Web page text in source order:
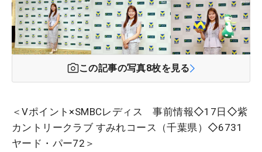
この記事の写真8枚を見る
＜Vポイント×SMBCレディス 事前情報◇17日◇紫
カントリークラブ すみれコース（千葉県）◇6731
ヤード・パー72＞